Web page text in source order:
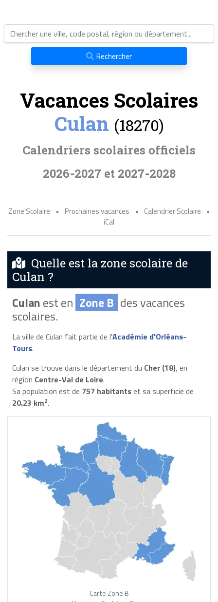
Rechercher
Vacances Scolaires
Culan (18270)
Calendriers scolaires officiels
2026-2027 et 2027-2028
Zone Scolaire • Prochaines vacances • Calendrier Scolaire
•
iCal
Quelle est la zone scolaire de
Culan ?
Culanest en Zone B des vacances
scolaires.
La ville de Culan fait partie de l'Académie d'Orléans-
Tours.
Culan se trouve dans le département du Cher (18), en
région Centre-Val de Loire.
Sa population est de 757 habitantset sa superficie de
20.23 km2.
Carte Zone B